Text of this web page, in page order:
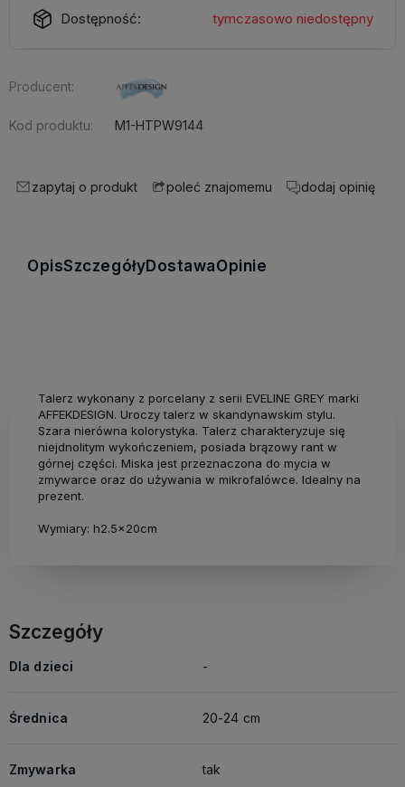
Dostępność: tymczasowo niedostępny
Producent:
Kod produktu: M1-HTPW9144
zapytaj o produkt poleć znajomemu dodaj opinię
OpisSzczegółyDostawaOpinie
Talerz wykonany z porcelany z serii EVELINE GREY marki
AFFEKDESIGN. Uroczy talerz w skandynawskim stylu.
Szara nierówna kolorystyka. Talerz charakteryzuje się
niejdnolitym wykończeniem, posiada brązowy rant w
górnej części. Miska jest przeznaczona do mycia w
zmywarce oraz do używania w mikrofalówce. Idealny na
prezent.
Wymiary: h2.5x20cm
Szczegóły
Dla dzieci -
Średnica 20-24 cm
Zmywarka tak